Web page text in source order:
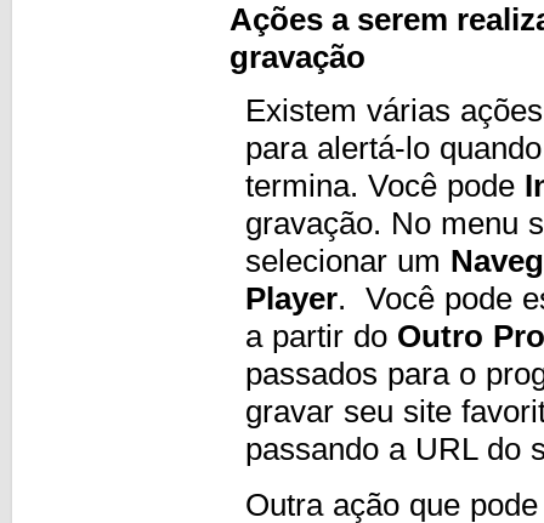
Ações a serem
gravação
Existem várias
para alertá-lo
termina. Você pode
gravação. No menu
selecionar um
Player. Você pode
a partir do Outro
passados ​​para o
gravar seu site
passando a URL do
Outra ação que